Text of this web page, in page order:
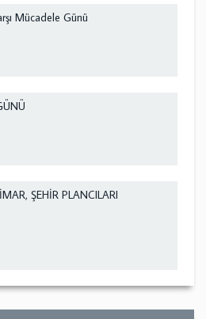
Mücadele Günü
ŞEHİR PLANCILARI